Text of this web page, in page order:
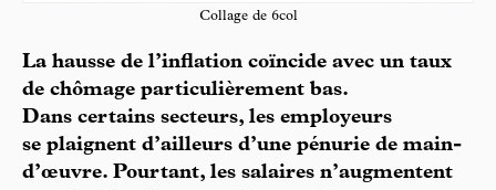
Collage de 6col
La hausse de l’inflation coïncide avec un taux
de chômage particulièrement bas.
Dans certains secteurs, les employeurs
se plaignent d’ailleurs d’une pénurie de main-
d’œuvre. Pourtant, les salaires n’augmentent